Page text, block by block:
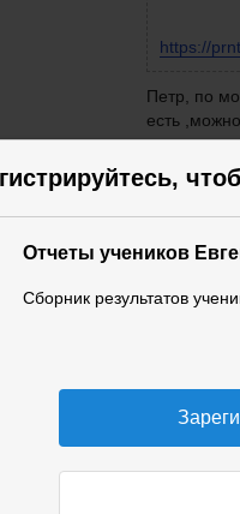
Отчеты учеников
Сборник результатов
https://prn
Петр, по
есть
подождать
что нужно
большой